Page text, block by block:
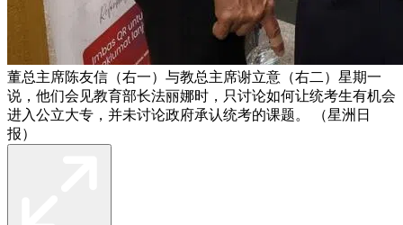
董总主席陈友信（右一）与教总主席谢立意（右二）星期一
说，他们会见教育部长法丽娜时，只讨论如何让统考生有机会
进入公立大专，并未讨论政府承认统考的课题。 （星洲日
报）